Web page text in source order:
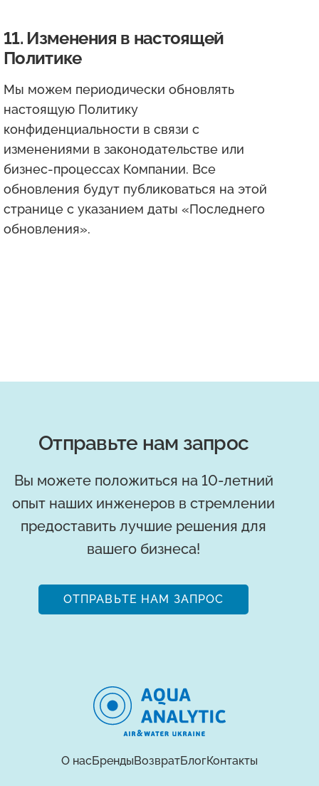
11. Изменения в настоящей
Политике
Мы можем периодически обновлять
настоящую Политику
конфиденциальности в связи с
изменениями в законодательстве или
бизнес-процессах Компании. Все
обновления будут публиковаться на этой
странице с указанием даты «Последнего
обновления».
Отправьте нам запрос
Вы можете положиться на 10-летний
опыт наших инженеров в стремлении
предоставить лучшие решения для
вашего бизнеса!
ОТПРАВЬТЕ НАМ ЗАПРОС
О насБрендыВозвратБлогКонтакты